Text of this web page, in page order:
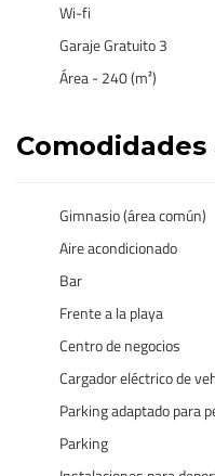
Wi-fi
Garaje Gratuito 3
Área - 240 (m²)
Gimnasio (área común)
Aire acondicionado
Bar
Frente a la playa
Centro de negocios
Cargador eléctrico de
Parking adaptado para
Parking